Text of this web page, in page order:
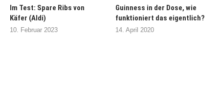
Im Test: Spare Ribs von
Käfer (Aldi)
10. Februar 2023
Guinness in der Dose, wie
funktioniert das eigentlich?
14. April 2020